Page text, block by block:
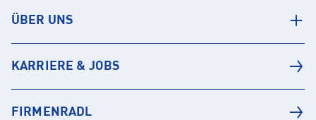
ÜBER UNS
KARRIERE & JOBS
FIRMENRADL